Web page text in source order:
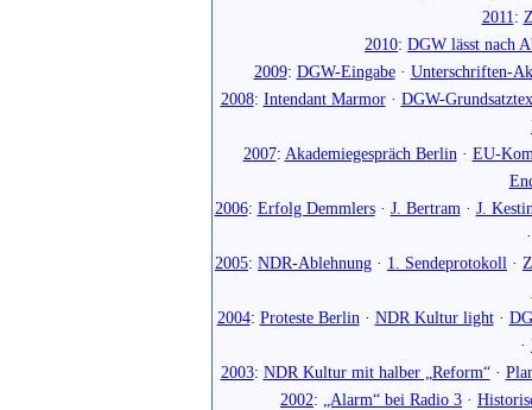
2011:
2010: DGW lässt nach
2009: DGW-Eingabe· Unterschriften-
2008: Intendant Marmor· DGW-
2007: Akademiegespräch Berlin · EU-
2006: Erfolg Demmlers· J. Bertram · J.
2005: NDR-Ablehnung · 1. Sendeprotokoll ·
2004: Proteste Berlin · NDR Kultur light·
·
2003: NDR Kultur mit halber „Reform“·
2002: „Alarm“ bei Radio 3 ·